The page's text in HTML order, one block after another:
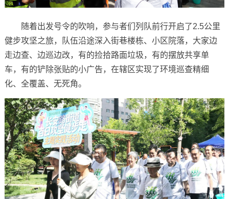
随着出发号令的吹响，参与者们列队前行开启了2.5公里
健步攻坚之旅，队伍沿途深入街巷楼栋、小区院落，大家边
走边查、边巡边改，有的捡拾路面垃圾，有的摆放共享单
车，有的铲除张贴的小广告，在辖区实现了环境巡查精细
化、全覆盖、无死角。